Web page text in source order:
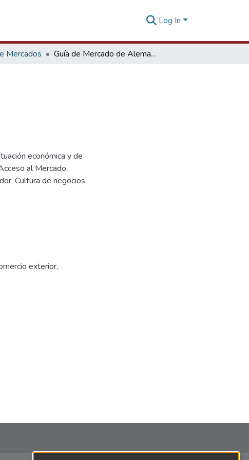
Log In
Mercados Guía de Mercado de Alemania 2014
económica y de
al Mercado,
Cultura de negocios,
exterior,